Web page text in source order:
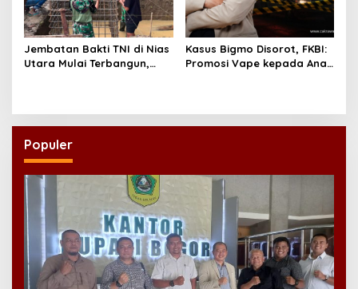
di CitraLand
Sengkarut Layanan TransJakarta, YLKI:
Biar Cepat, Adakan Forum Dialog
Konsumen!
Diplomasi Nuklir Mandek di Islamabad,
Analis Soroti Standar Ganda Washington